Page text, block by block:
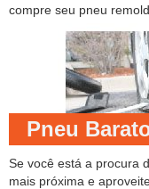
compre seu pneu remold
Pneu
Se você está a procura
mais próxima e